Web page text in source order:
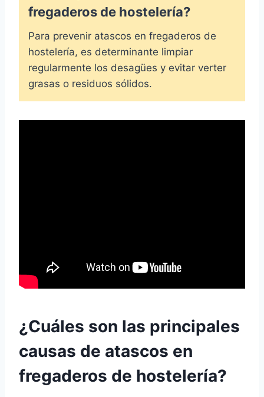
fregaderos de hostelería?
Para prevenir atascos en fregaderos de
hostelería, es determinante limpiar
regularmente los desagües y evitar verter
grasas o residuos sólidos.
¿Cuáles son las principales
causas de atascos en
fregaderos de hostelería?